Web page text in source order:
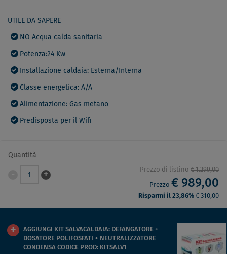
UTILE DA SAPERE
NO Acqua calda sanitaria
Potenza:24 Kw
Installazione caldaia: Esterna/Interna
Classe energetica: A/A
Alimentazione: Gas metano
Predisposta per il Wifi
Quantità
1 +
Prezzo di listino € 1.299,00
Prezzo € 989,00
Risparmi il 23,86% € 310,00
AGGIUNGI KIT SALVACALDAIA: DEFANGATORE +
DOSATORE POLIFOSFATI + NEUTRALIZZATORE
CONDENSA CODICE PROD: KITSALV1